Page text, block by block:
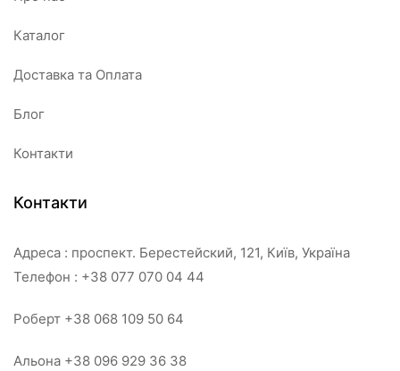
Каталог
Доставка та Оплата
Блог
Контакти
Контакти
Адреса : проспект. Берестейский, 121, Київ, Україна
Телефон : +38 077 070 04 44
Роберт +38 068 109 50 64
Альона +38 096 929 36 38